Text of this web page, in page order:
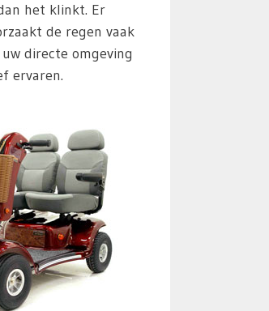
het klinkt. Er
de regen vaak
directe omgeving
ervaren.